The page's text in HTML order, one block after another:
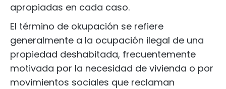
apropiadas en cada caso.
El término de okupación se refiere
generalmente a la ocupación ilegal de una
propiedad deshabitada, frecuentemente
motivada por la necesidad de vivienda o por
movimientos sociales que reclaman